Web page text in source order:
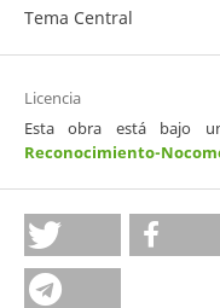
Tema Central
Licencia
Esta obra está bajo
Reconocimiento-